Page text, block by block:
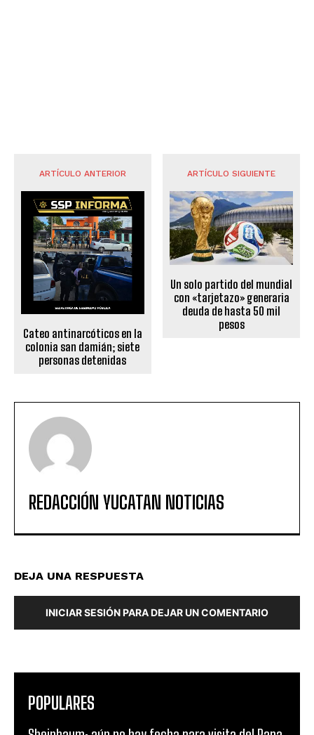
ARTÍCULO ANTERIOR
Cateo antinarcóticos en la
colonia san damián; siete
personas detenidas
ARTÍCULO SIGUIENTE
Un solo partido del mundial
con «tarjetazo» generaria
deuda de hasta 50 mil
pesos
REDACCIÓN YUCATAN NOTICIAS
DEJA UNA RESPUESTA
INICIAR SESIÓN PARA DEJAR UN COMENTARIO
POPULARES